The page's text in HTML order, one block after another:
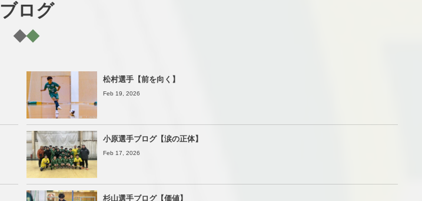
ブログ
松村選手【前を向く】
Feb 19, 2026
小原選手ブログ【涙の正体】
Feb 17, 2026
杉山選手ブログ【価値】